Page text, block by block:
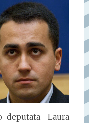
deputata Laura